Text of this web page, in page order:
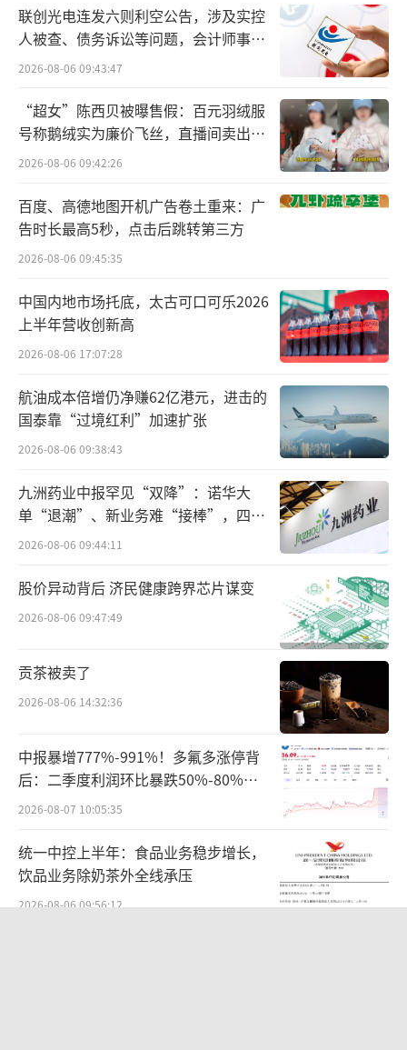
自营前置仓率先跑通
2014年，生鲜电商迅速崛起，也带出前置
仓这一新生业态。
但长期以来，这种模式在行业里也引发巨
大争议，支持者认为通过“仓店一体”模式，
能够有效降低物流成本，提升配送时效性，也
能够解决标准冷库等基建不足的问题。反对者
则认为此类模式为重资产运营，且前端消费规
模有限，难以实现规模化以摊低成本。
诚然，早期一些生鲜前置仓企业陷入经营
危机，主要原因是落地层面的问题未解决，没
有与之配套的盈利模型、运营模式、后台供应
链等一系列系统性支持，举例来说，一些生鲜
前置仓企业以自营+加盟模式同时推进，导致单
仓运营能力差异较大，整体难管控；部分独立
运营的前置仓企业后台供应链能力不足，无法
实现仓配一体化，主要做配送站却没有打通库
存，仓储和配送系统是两套系统。这导致当时
物流系统基本只能实现次日达，无法实现一小
时即时配送；还有前置仓企业初期盲目追求规
模化，但前置仓成本难以因规模化而明显降
将近十年时间过去，随着消费习惯的普及
和行业供应链完善，这种创新模式的商业模式
也终于得到验证。而传统商超在规模上悄然成
为前置仓模式最大玩家，自营前置仓成为重要
的业绩增量来源。
例如永辉超市将线下超市门店部分区域打
联创光电连发六则利空公告，涉及实控
人被查、债务诉讼等问题，会计师事务
所曾出具“保留意见”
2026-08-06 09:43:47
“超女”陈西贝被曝售假：百元羽绒服
号称鹅绒实为廉价飞丝，直播间卖出超
百万元
2026-08-06 09:42:26
百度、高德地图开机广告卷土重来：广
告时长最高5秒，点击后跳转第三方
2026-08-06 09:45:35
中国内地市场托底，太古可口可乐2026
上半年营收创新高
2026-08-06 17:07:28
航油成本倍增仍净赚62亿港元，进击的
国泰靠“过境红利”加速扩张
2026-08-06 09:38:43
九洲药业中报罕见“双降”：诺华大
单“退潮”、新业务难“接棒”，四大
难关待闯
2026-08-06 09:44:11
股价异动背后 济民健康跨界芯片谋变
2026-08-06 09:47:49
贡茶被卖了
2026-08-06 14:32:36
中报暴增777%-991%！多氟多涨停背
后：二季度利润环比暴跌50%-80%，
是黄金坑还是陷阱？
2026-08-07 10:05:35
统一中控上半年：食品业务稳步增长，
饮品业务除奶茶外全线承压
2026-08-06 09:56:12